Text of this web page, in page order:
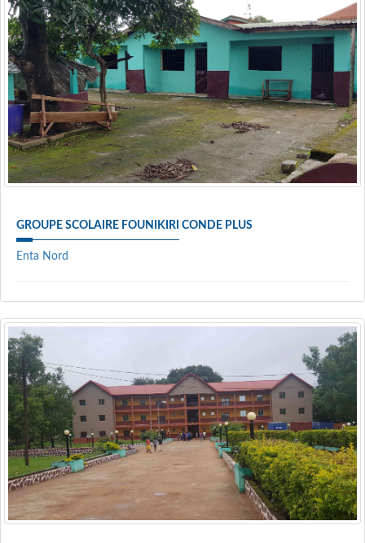
GROUPE SCOLAIRE FOUNIKIRI CONDE PLUS
Enta Nord